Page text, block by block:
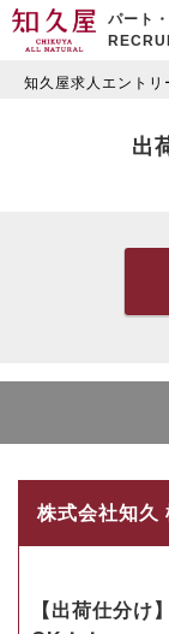
パート
知久屋求人エントリ
出
株式会社知久
【出荷仕分